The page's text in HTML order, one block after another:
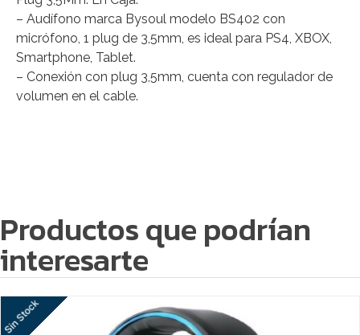
– Audífono marca Bysoul modelo BS402 con
micrófono, 1 plug de 3,5mm, es ideal para PS4, XBOX,
Smartphone, Tablet.
– Conexión con plug 3,5mm, cuenta con regulador de
volumen en el cable.
Productos que podrían
interesarte
Sin Stock